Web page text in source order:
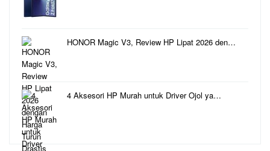
HONOR Magic V3, Review HP Lipat 2026 den…
4 Aksesori HP Murah untuk Driver Ojol ya…